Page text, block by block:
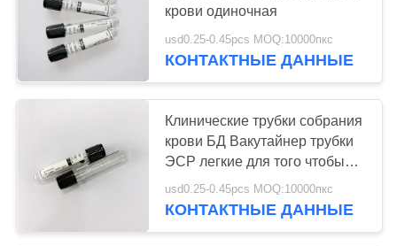
Трубка геля и
активатора сгустка
крови
крови одиночная
usd0.25-0.45pcs MOQ:10000пкс
КОНТАКТНЫЕ ДАННЫЕ
Клинические трубки собрания
крови БД Вакутайнер трубки
ЭСР легкие для того чтобы
работать
usd0.25-0.45pcs MOQ:10000пкс
КОНТАКТНЫЕ ДАННЫЕ